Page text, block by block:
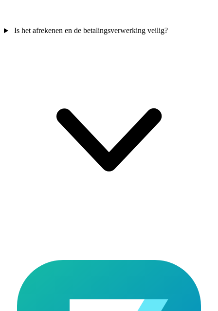
Is het afrekenen en de betalingsverwerking veilig?